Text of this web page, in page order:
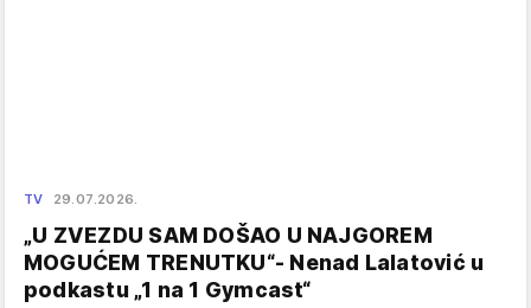
TV 29.07.2026.
„U ZVEZDU SAM DOŠAO U NAJGOREM
MOGUĆEM TRENUTKU“- Nenad Lalatović u
podkastu „1 na 1 Gymcast“